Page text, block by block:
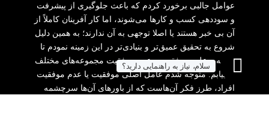
عوامل جالبی برخورد کردم که باعث جلوگیری از پیشرفت
و سوددهی کسب و کارها می‌شوند، اما کار آفرینان کاملاً از
آن بی خبر هستند یا اصلا توجهی به آن ندارند؛ به همین دلیل
شروع به تحقیق عمیق‌تر و بنیادی‌تر در این زمینه نمودم تا
ریشه و علت موفقیت و عدم موفقیت مجموعه‌های مختلف
را بیابم. متوجه شدم عامل اصلی موفقیت یا عدم موفقیت
افراد، طرز فکر آن‌هاست که از باورهای آن‌ها سرچشمه
سلام، نیاز به راهنمایی دارید؟